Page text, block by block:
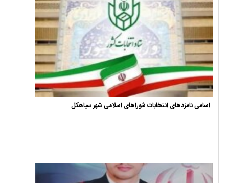
اسامی نامزدهای انتخابات شوراهای اسلامی شهر سیاهکل